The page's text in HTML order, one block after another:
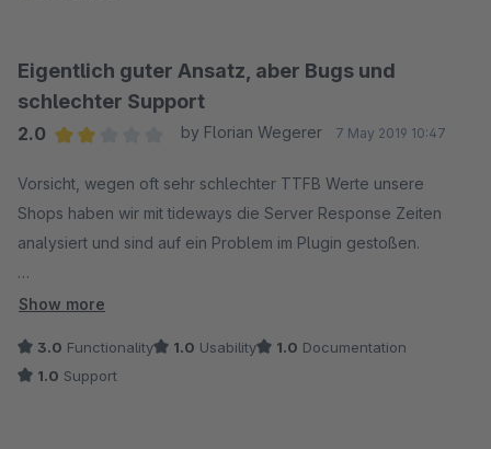
Eigentlich guter Ansatz, aber Bugs und
schlechter Support
2.0
by Florian Wegerer 7 May 2019 10:47
Vorsicht, wegen oft sehr schlechter TTFB Werte unsere
Shops haben wir mit tideways die Server Response Zeiten
analysiert und sind auf ein Problem im Plugin gestoßen.
Im Controller AtsdCustomerOrigin.php wird in der Funktion
Tabelle "atsd_customer_origin_ip_table" abgeglichen, um ein
Land im Modal vor auszuwählen.
Show more
3.0 Functionality 1.0 Usability 1.0 Documentation
1.0 Support